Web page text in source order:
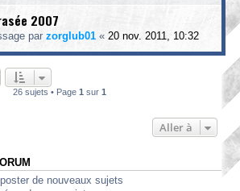
2007
par zorglub01 « 20 nov. 2011, 10:32
26 sujets • Page 1 sur 1
Aller à
poster de nouveaux sujets